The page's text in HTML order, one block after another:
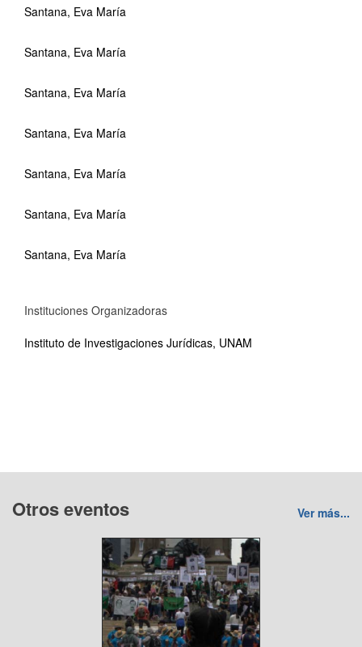
Santana, Eva María
Santana, Eva María
Santana, Eva María
Santana, Eva María
Santana, Eva María
Santana, Eva María
Santana, Eva María
Instituciones Organizadoras
Instituto de Investigaciones Jurídicas, UNAM
Otros eventos Ver más...